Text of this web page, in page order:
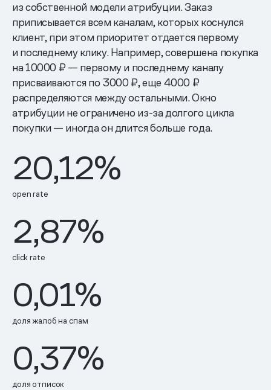
из собственной модели атрибуции. Заказ
приписывается всем каналам, которых коснулся
клиент, при этом приоритет отдается первому
и последнему клику. Например, совершена покупка
на 10000 ₽ — первому и последнему каналу
присваиваются по 3000 ₽, еще 4000 ₽
распределяются между остальными. Окно
атрибуции не ограничено из-за долгого цикла
покупки — иногда он длится больше года.
20,12%
open rate
2,87%
click rate
0,01%
доля жалоб на спам
0,37%
доля отписок